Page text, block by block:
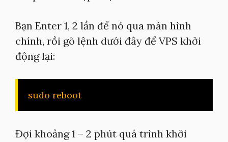
Bạn Enter 1, 2 lần để nó qua màn hình
chính, rồi gõ lệnh dưới đây để VPS khởi
động lại:
sudo reboot
Đợi khoảng 1 – 2 phút quá trình khởi